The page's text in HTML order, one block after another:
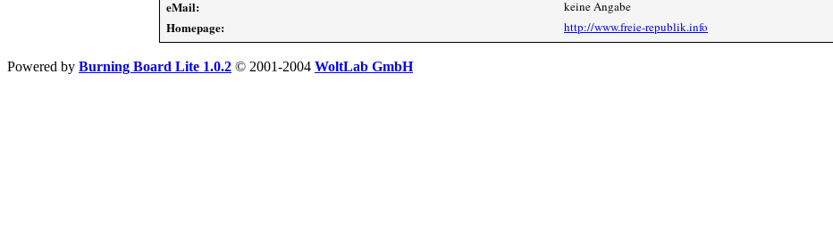
eMail: keine Angabe
Homepage: http://www.freie-republik.info
Powered by Burning Board Lite 1.0.2 © 2001-2004 WoltLab GmbH